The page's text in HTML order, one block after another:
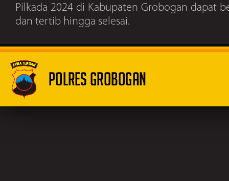
Pilkada 2024 di Kabupaten Grobogan dapat
dan tertib hingga selesai.